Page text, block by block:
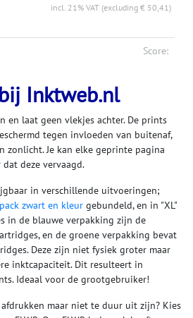
incl. 21% VAT (excluding € 50,41)
Score:
Inktweb.nl
laat geen vlekjes achter. De prints
tegen invloeden van buitenaf,
zonlicht. Je kan elke geprinte pagina
deze vervaagd.
in verschillende uitvoeringen;
zwart en kleur gebundeld, en in "XL"
in de blauwe verpakking zijn de
en de groene verpakking bevat
Deze zijn niet fysiek groter maar
inktcapaciteit. Dit resulteert in
Ideaal voor de grootgebruiker!
maar niet te duur uit zijn? Kies